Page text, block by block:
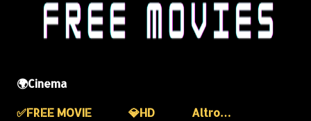
🌍Cinema
✅️FREE MOVIE
💎HD Altro…